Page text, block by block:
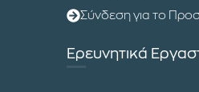
Σύνδεση για το
Ερευνητικά